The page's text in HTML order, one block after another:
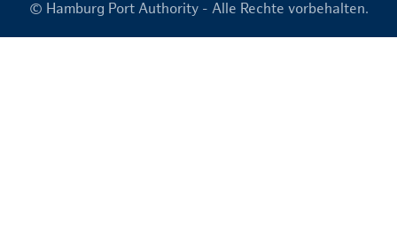
© Hamburg Port Authority - Alle Rechte vorbehalten.